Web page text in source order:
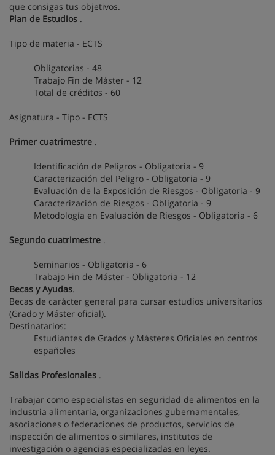
que consigas tus objetivos.
Plan de Estudios .
Tipo de materia - ECTS
Obligatorias - 48
Trabajo Fin de Máster - 12
Total de créditos - 60
Asignatura - Tipo - ECTS
Primer cuatrimestre .
Identificación de Peligros - Obligatoria - 9
Caracterización del Peligro - Obligatoria - 9
Evaluación de la Exposición de Riesgos - Obligatoria - 9
Caracterización de Riesgos - Obligatoria - 9
Metodología en Evaluación de Riesgos - Obligatoria - 6
Segundo cuatrimestre .
Seminarios - Obligatoria - 6
Trabajo Fin de Máster - Obligatoria - 12
Becas y Ayudas.
Becas de carácter general para cursar estudios universitarios
(Grado y Máster oficial).
Destinatarios:
Estudiantes de Grados y Másteres Oficiales en centros
españoles
Salidas Profesionales .
Trabajar como especialistas en seguridad de alimentos en la
industria alimentaria, organizaciones gubernamentales,
asociaciones o federaciones de productos, servicios de
inspección de alimentos o similares, institutos de
investigación o agencias especializadas en leyes.